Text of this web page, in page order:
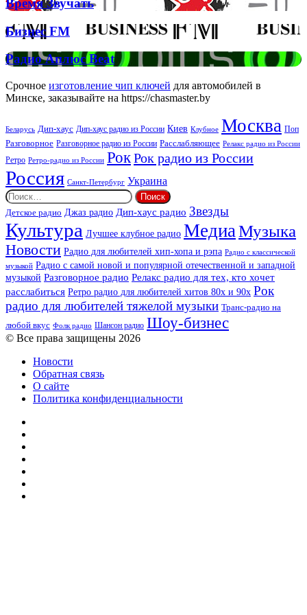
Спірс
Звучать
Время Звучать
Бизнес
Бизнес FM
Радио
Аплюс
Beat
Радио Аплюс Beat
Срочное изготовление чип ключей для автомобилей в
Минске, заказывайте на https://chasmaster.by
Беларусь Дип-хаус Дип-хаус радио из России Киев Клубное Москва Поп
Разговорное Разговорное радио из России Расслабляющее Релакс радио из России
Ретро Ретро-радио из России РокРок радио из России
Россия Санкт-Петербург Украина
Найти:
Детское радио Джаз радио Дип-хаус радио Звезды
Культура Лучшее клубное радио МедиаМузыка
Новости Радио для любителей хип-хопа и рэпа Радио с классической
музыкой Радио с самой новой и популярной отечественной и западной
музыкой Разговорное радио Релакс радио для тех, кто хочет
расслабиться Ретро радио для любителей хитов 80х и 90х Рок
радио для любителей тяжелой музыки Транс-радио на
любой вкус Фолк радио Шансон радио Шоу-бизнес
© Все права защищены 2026
Новости
Обратная связь
О сайте
Политика конфиденциальности